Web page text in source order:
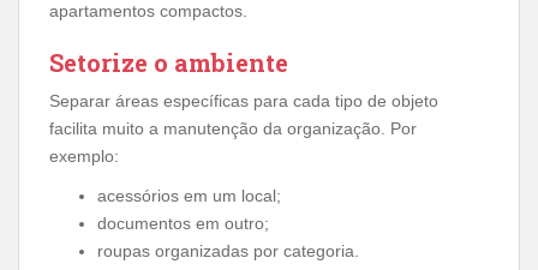
apartamentos compactos.
Setorize o ambiente
Separar áreas específicas para cada tipo de objeto
facilita muito a manutenção da organização. Por
exemplo:
acessórios em um local;
documentos em outro;
roupas organizadas por categoria.